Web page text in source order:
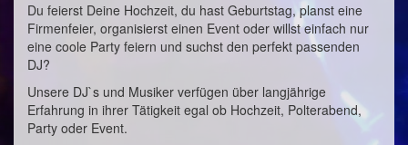
Du feierst Deine Hochzeit, du hast Geburtstag, planst eine
Firmenfeier, organisierst einen Event oder willst einfach nur
eine coole Party feiern und suchst den perfekt passenden
DJ?
Unsere DJ`s und Musiker verfügen über langjährige
Erfahrung in ihrer Tätigkeit egal ob Hochzeit, Polterabend,
Party oder Event.